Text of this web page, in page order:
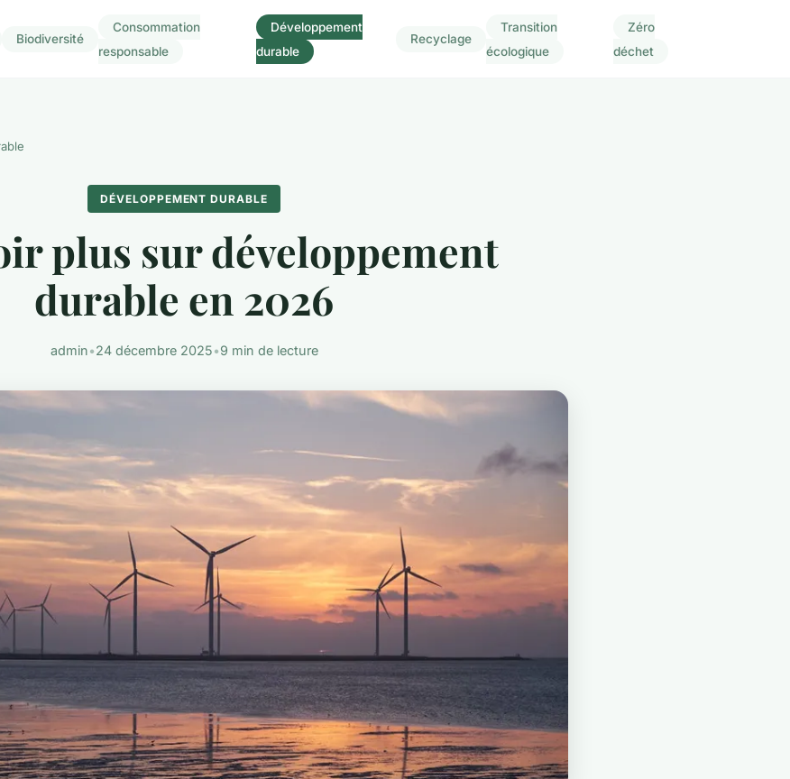
Biodiversité
Consommation
responsable
Développement
durable
Recyclage
Transition
écologique
Zéro
déchet
DÉVELOPPEMENT DURABLE
plus sur développement
durable en 2026
admin•24 décembre 2025•9 min de lecture